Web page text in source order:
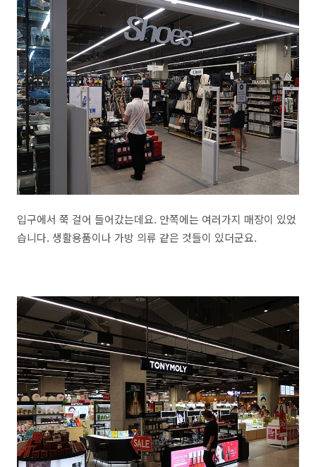
입구에서 쭉 걸어 들어갔는데요. 안쪽에는 여러가지 매장이 있었
습니다. 생활용품이나 가방 의류 같은 것들이 있더군요.